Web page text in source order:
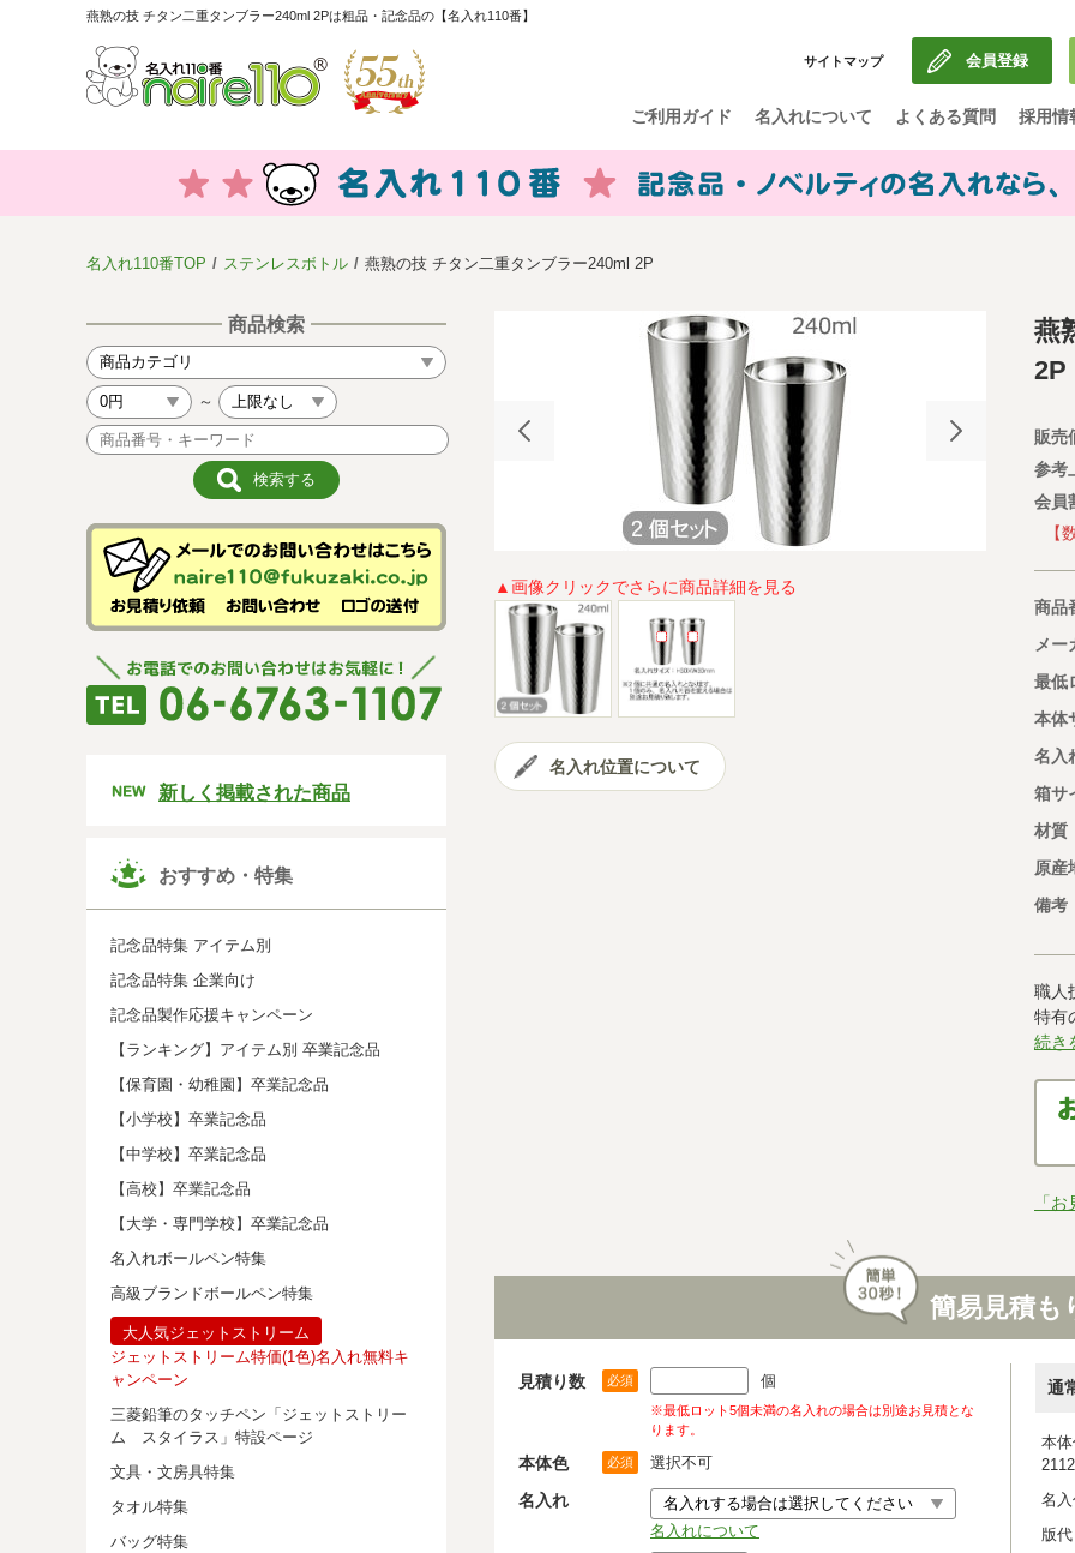
燕熟の技 チタン二重タンブラー240ml 2Pは粗品・記念品の【名入れ110番】
サイトマップ 会員登録
ご利用ガイド 名入れについて よくある質問 採用情
名入れ110番TOP ステンレスボトル 燕熟の技 チタン二重タンブラー240ml 2P
商品検索
～
新しく掲載された商品
おすすめ・特集
記念品特集 アイテム別
記念品特集 企業向け
記念品製作応援キャンペーン
【ランキング】アイテム別 卒業記念品
【保育園・幼稚園】卒業記念品
【小学校】卒業記念品
【中学校】卒業記念品
【高校】卒業記念品
【大学・専門学校】卒業記念品
名入れボールペン特集
高級ブランドボールペン特集
大人気ジェットストリーム
ジェットストリーム特価(1色)名入れ無料キ
ャンペーン
三菱鉛筆のタッチペン「ジェットストリー
ム スタイラス」特設ページ
文具・文房具特集
タオル特集
バッグ特集
▲画像クリックでさらに商品詳細を見る
名入れ位置について
燕
2P
販売
参考
会員
【
商品
メー
最低
本体
名入
箱サ
材質
原産
備考
職人
特有
続き
「
簡易見積も
見積り数 必須 個
※最低ロット5個未満の名入れの場合は別途お見積とな
ります。
本体色 必須 選択不可
名入れ
名入れについて
通
本
名
版代